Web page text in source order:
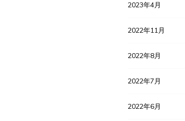
2023年4月
2022年11月
2022年8月
2022年7月
2022年6月